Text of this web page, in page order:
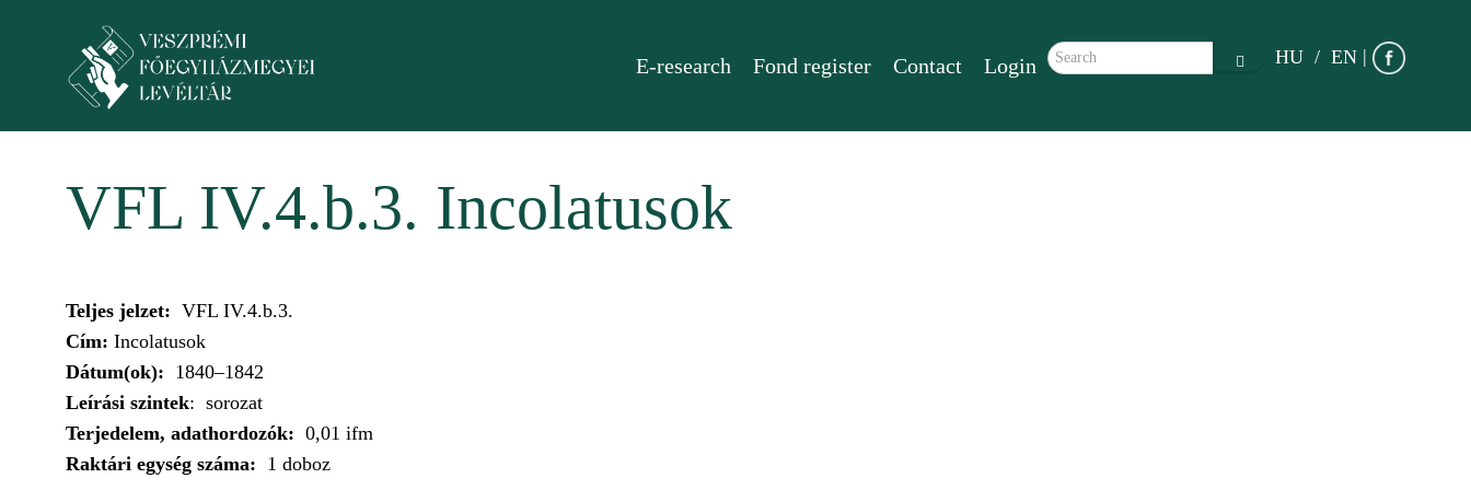
E-research Fond register Contact Login |
HU EN
Search form
VFL IV.4.b.3. Incolatusok
Teljes jelzet: VFL IV.4.b.3.
Cím: Incolatusok
Dátum(ok): 1840–1842
Leírási szintek: sorozat
Terjedelem, adathordozók: 0,01 ifm
Raktári egység száma: 1 doboz